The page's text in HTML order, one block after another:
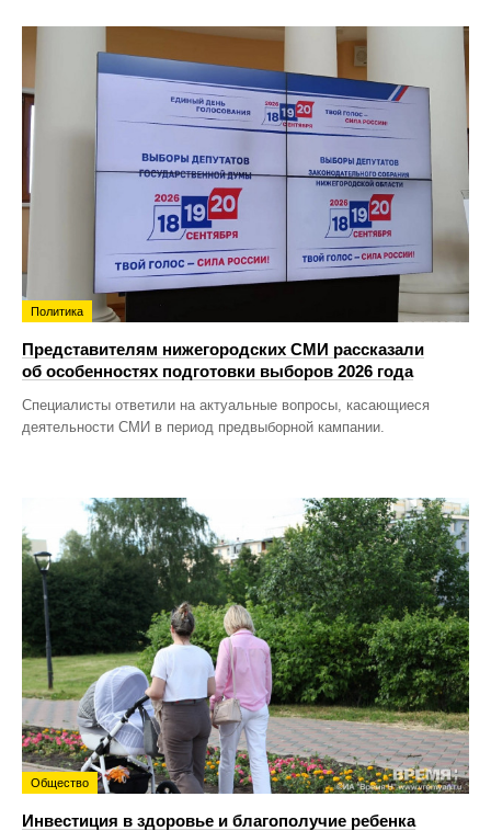
Политика
Представителям нижегородских СМИ рассказали
об особенностях подготовки выборов 2026 года
Специалисты ответили на актуальные вопросы, касающиеся
деятельности СМИ в период предвыборной кампании.
Общество
Инвестиция в здоровье и благополучие ребенка